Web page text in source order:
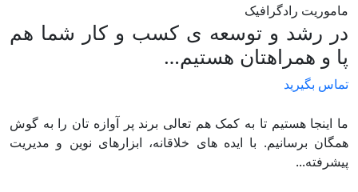
ماموریت رادگرافیک
در رشد و توسعه ی کسب و کار شما هم
پا و همراهتان هستیم…
تماس بگیرید
ما اینجا هستیم تا به کمک هم تعالی برند پر آوازه تان را به گوش
همگان برسانیم. با ایده های خلاقانه، ابزارهای نوین و مدیریت
پیشرفته...